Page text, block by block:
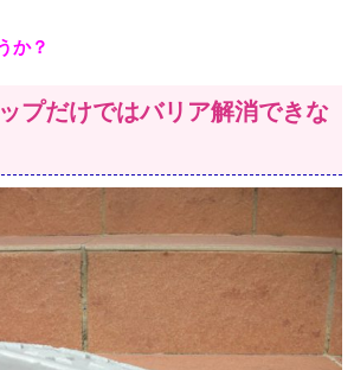
か？
プだけではバリア解消できな